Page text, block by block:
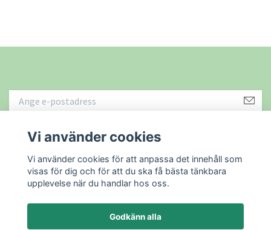
Läs mer
Vi använder cookies
Vi använder cookies för att anpassa det innehåll som
visas för dig och för att du ska få bästa tänkbara
upplevelse när du handlar hos oss.
Godkänn alla